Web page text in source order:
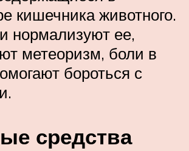
кишечника животного.
нормализуют ее,
метеоризм, боли в
бороться с
средства